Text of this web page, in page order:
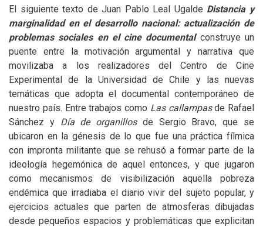
El siguiente texto de Juan Pablo Leal Ugalde Distancia y
marginalidad en el desarrollo nacional: actualización de
problemas sociales en el cine documental construye un
puente entre la motivación argumental y narrativa que
movilizaba a los realizadores del Centro de Cine
Experimental de la Universidad de Chile y las nuevas
temáticas que adopta el documental contemporáneo de
nuestro país. Entre trabajos como Las callampasde Rafael
Sánchez y Día de organillosde Sergio Bravo, que se
ubicaron en la génesis de lo que fue una práctica fílmica
con impronta militante que se rehusó a formar parte de la
ideología hegemónica de aquel entonces, y que jugaron
como mecanismos de visibilización aquella pobreza
endémica que irradiaba el diario vivir del sujeto popular, y
ejercicios actuales que parten de atmosferas dibujadas
desde pequeños espacios y problemáticas que explicitan